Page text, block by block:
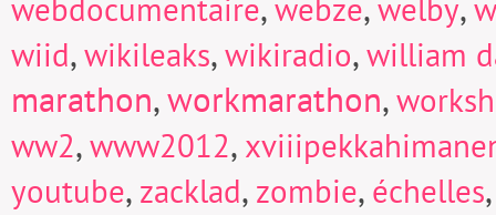
webdocumentaire webze welby
wiid,wikileaks,wikiradio,william
marathon,workmarathon,
ww2,www2012,
youtube, zacklad, zombie, échelles